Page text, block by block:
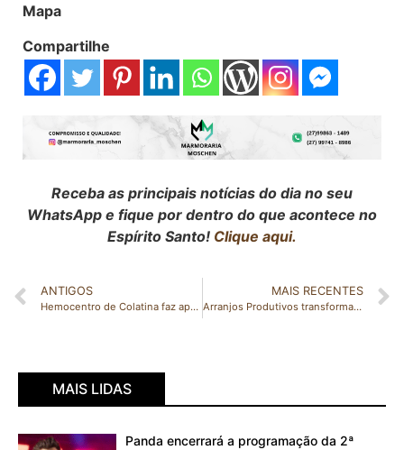
Mapa
Compartilhe
Receba as principais notícias do dia no seu
WhatsApp e fique por dentro do que acontece no
Espírito Santo! Clique aqui.
ANTIGOS
Hemocentro de Colatina faz apelo por doações de sangue
MAIS RECENTES
Arranjos Produtivos transformam agroindústrias familiares no Espírito Santo
MAIS LIDAS
Panda encerrará a programação da 2ª